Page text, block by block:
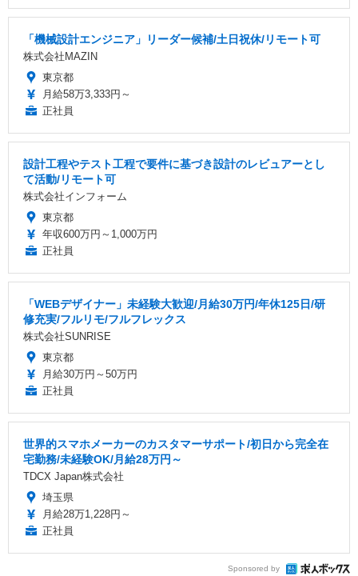
「機械設計エンジニア」リーダー候補/土日祝休/リモート可
株式会社MAZIN
東京都
月給58万3,333円～
正社員
設計工程やテスト工程で要件に基づき設計のレビュアーとし
て活動/リモート可
株式会社インフォーム
東京都
年収600万円～1,000万円
正社員
「WEBデザイナー」未経験大歓迎/月給30万円/年休125日/研
修充実/フルリモ/フルフレックス
株式会社SUNRISE
東京都
月給30万円～50万円
正社員
世界的スマホメーカーのカスタマーサポート/初日から完全在
宅勤務/未経験OK/月給28万円～
TDCX Japan株式会社
埼玉県
月給28万1,228円～
正社員
Sponsored by